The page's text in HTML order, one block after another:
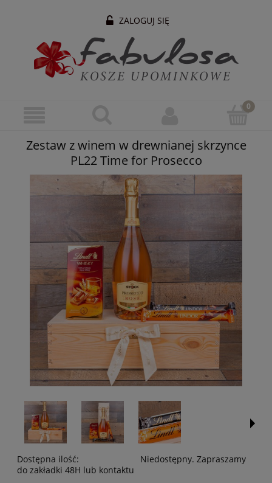
ZALOGUJ SIĘ
Zestaw z winem w drewnianej skrzynce
PL22 Time for Prosecco
Dostępna ilość:
Niedostępny. Zapraszamy
do zakładki 48H lub kontaktu